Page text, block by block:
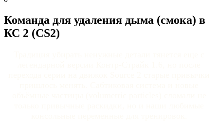
Команда для удаления дыма (смока) в
КС 2 (CS2)